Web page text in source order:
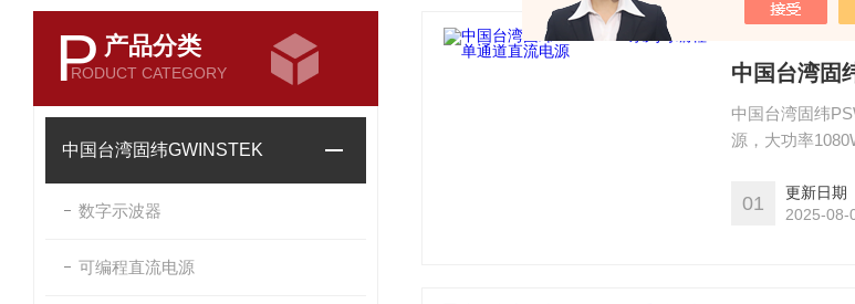
P 产品分类
RODUCT CATEGORY
中国台湾固纬GWINSTEK
数字示波器
可编程直流电源
中国台湾固
中国台湾固纬
源，大功率
连接2台或并行
用范围。
01
更新日期
2025-08-